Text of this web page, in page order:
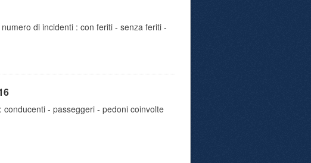
di incidenti : con feriti - senza feriti -
- passeggeri - pedoni coinvolte